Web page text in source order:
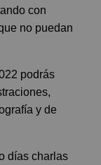
con
no puedan
podrás
y de
días charlas